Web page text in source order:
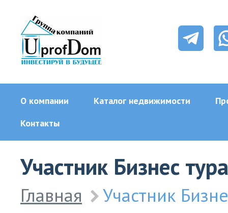
О компании Каталог недвижимости
Контакты
Участник Бизнес
Главная Участник